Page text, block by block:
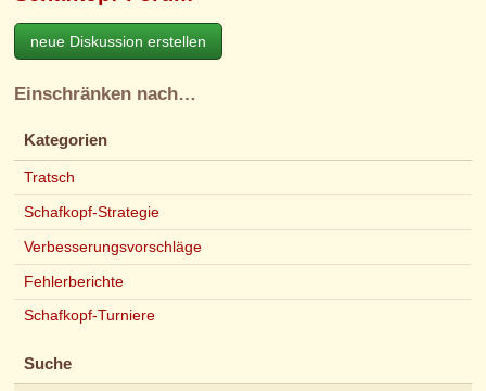
neue Diskussion erstellen
Einschränken nach…
Kategorien
Tratsch
Schafkopf-Strategie
Verbesserungsvorschläge
Fehlerberichte
Schafkopf-Turniere
Suche